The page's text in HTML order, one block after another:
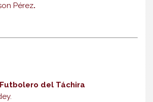
Pérez.
del Táchira